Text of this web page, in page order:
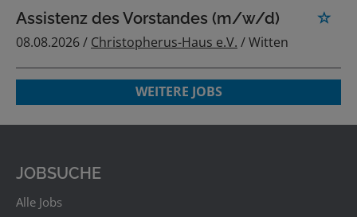
Assistenz des Vorstandes (m/w/d)
08.08.2026 / Christopherus-Haus e.V. / Witten
WEITERE JOBS
JOBSUCHE
Alle Jobs